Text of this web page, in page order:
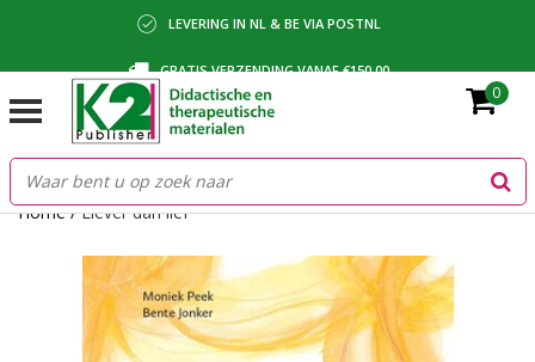
LEVERING IN NL & BE VIA POSTNL
GRATIS VERZENDING VANAF €150,00
BETALING VIA IDEAL, BANCONTACT OF FACTUUR
0
Home/Liever dan lief